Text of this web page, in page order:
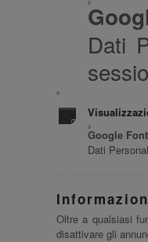
Dati
Google
Dati
Oltre a qualsiasi
disattivare gli